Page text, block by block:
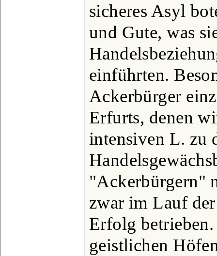
sicheres Asyl
und Gute, was
einführten.
Ackerbürger
Erfurts, denen
intensiven L. zu
"Ackerbürgern"
zwar im Lauf
Erfolg
geistlichen